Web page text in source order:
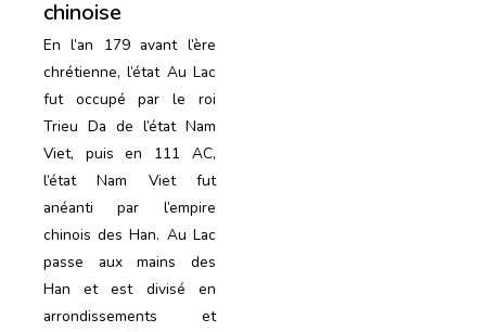
chinoise
En l’an 179 avant l’ère
chrétienne, l’état Au Lac
fut occupé par le roi
Trieu Da de l’état Nam
Viet, puis en 111 AC,
l’état Nam Viet fut
anéanti par l’empire
chinois des Han. Au Lac
passe aux mains des
Han et est divisé en
arrondissements et